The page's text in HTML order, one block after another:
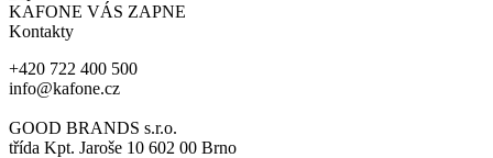
KAFONE VÁS ZAPNE
Kontakty
+420 722 400 500
info@kafone.cz
GOOD BRANDS s.r.o.
třída Kpt. Jaroše 10 602 00 Brno